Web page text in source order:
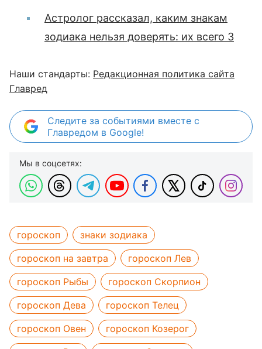
Астролог рассказал, каким знакам
зодиака нельзя доверять: их всего 3
Наши стандарты: Редакционная политика сайта
Главред
Следите за событиями вместе с
Главредом в Google!
Мы в соцсетях:
гороскоп
знаки зодиака
гороскоп на завтра
гороскоп Лев
гороскоп Рыбы
гороскоп Скорпион
гороскоп Дева
гороскоп Телец
гороскоп Овен
гороскоп Козерог